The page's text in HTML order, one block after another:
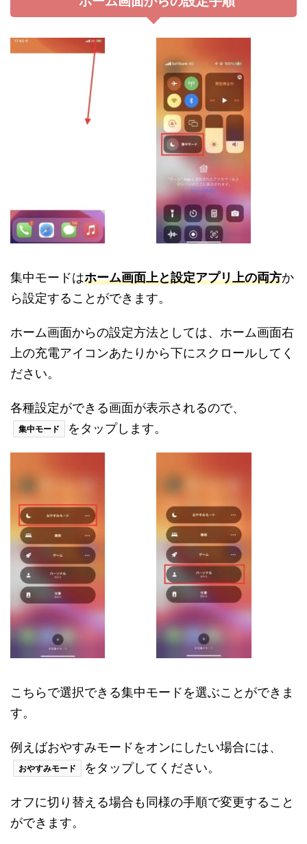
集中モードはホーム画面上と設定アプリ上の両方か
ら設定することができます。
ホーム画面からの設定方法としては、ホーム画面右
上の充電アイコンあたりから下にスクロールしてく
ださい。
各種設定ができる画面が表示されるので、
集中モード をタップします。
こちらで選択できる集中モードを選ぶことができま
す。
例えばおやすみモードをオンにしたい場合には、
おやすみモード をタップしてください。
オフに切り替える場合も同様の手順で変更すること
ができます。